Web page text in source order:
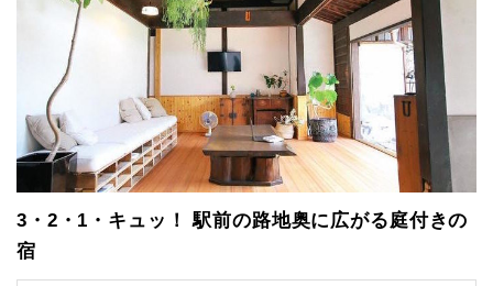
3・2・1・キュッ！ 駅前の路地奥に広がる庭付きの
宿